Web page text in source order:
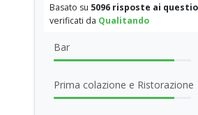
Basato su 5096 risposte ai
verificati da Qualitando
Bar
Prima colazione e Ristorazione